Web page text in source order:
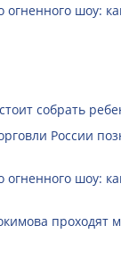
шоу:
собрать
России
шоу:
проходят